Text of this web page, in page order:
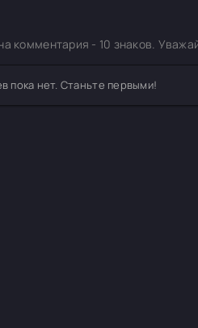
комментария - 10 знаков.
пока нет. Станьте первыми!